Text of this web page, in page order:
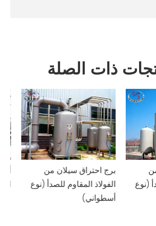
ذات الصلة
برج احتراق سيلان من
الفولاذ المقاوم للصدأ (نوع
أسطواني)
(نوع